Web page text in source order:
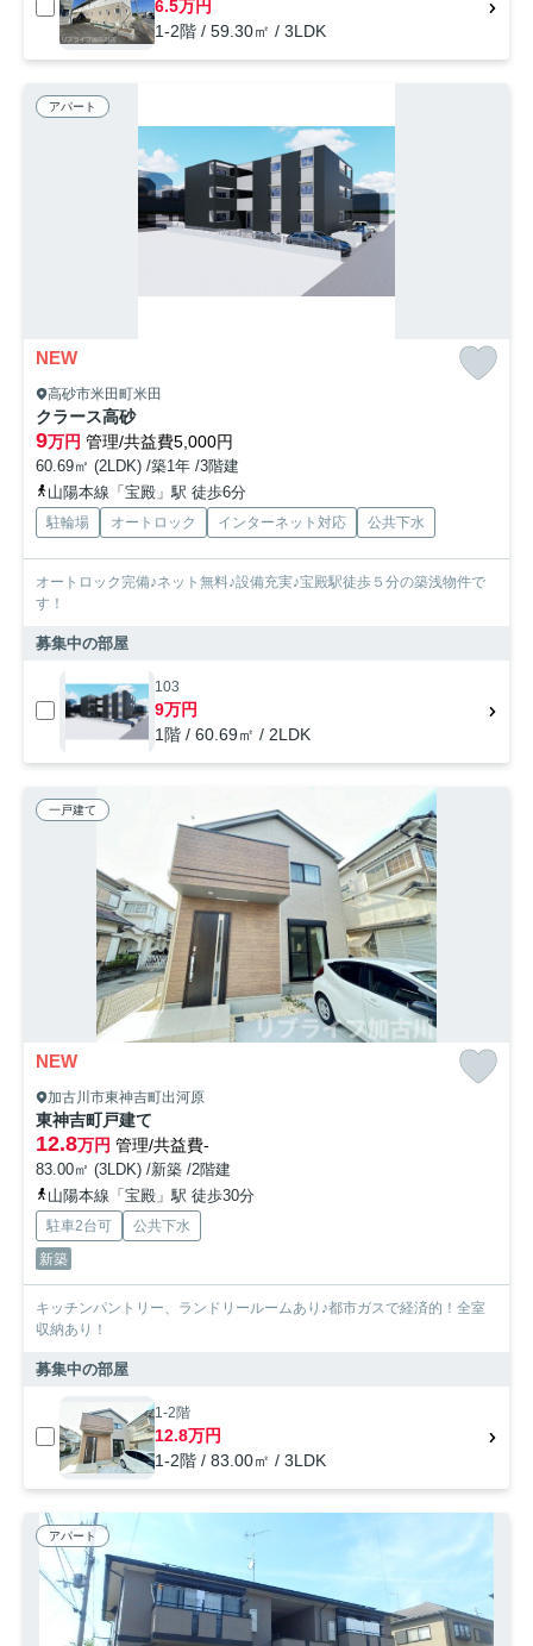
6.5万円
1-2階 / 59.30㎡ / 3LDK
アパート
NEW
高砂市米田町米田
クラース高砂
9万円 管理/共益費5,000円
60.69㎡ (2LDK) /築1年 /3階建
山陽本線「宝殿」駅 徒歩6分
駐輪場 オートロック インターネット対応 公共下水
オートロック完備♪ネット無料♪設備充実♪宝殿駅徒歩５分の築浅物件で
す！
募集中の部屋
103
9万円
1階 / 60.69㎡ / 2LDK
一戸建て
NEW
加古川市東神吉町出河原
東神吉町戸建て
12.8万円 管理/共益費-
83.00㎡ (3LDK) /新築 /2階建
山陽本線「宝殿」駅 徒歩30分
駐車2台可
公共下水
新築
キッチンパントリー、ランドリールームあり♪都市ガスで経済的！全室
収納あり！
募集中の部屋
1-2階
12.8万円
1-2階 / 83.00㎡ / 3LDK
アパート